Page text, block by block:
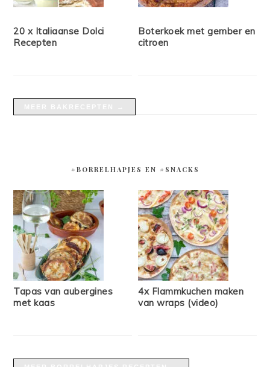
20 x Italiaanse Dolci
Recepten
Boterkoek met gember en
citroen
#BORRELHAPJES EN #SNACKS
Tapas van aubergines
met kaas
4x Flammkuchen maken
van wraps (video)